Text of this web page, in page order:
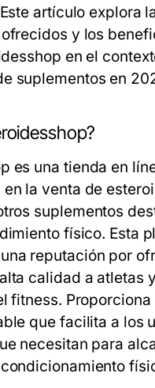
artículo explora
y los
en el
suplementos en
es una tienda en
la venta de
suplementos
físico. Esta
reputación por
calidad a atletas y
fitness. Proporciona
que facilita a los
necesitan para